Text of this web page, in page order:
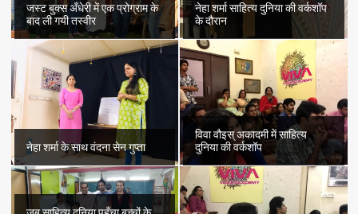
जस्ट बुक्स अँधेरी में एक प्रोग्राम के
बाद ली गयी तस्वीर
नेहा शर्मा साहित्य दुनिया की वर्कशॉप
के दौरान
नेहा शर्मा के साथ वंदना सेन गुप्ता
विवा वौइस् अकादमी में साहित्य
दुनिया की वर्कशॉप